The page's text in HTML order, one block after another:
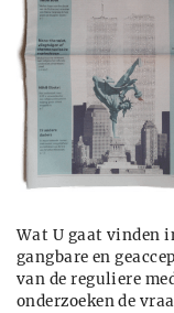
Wat U gaat vinden
gangbare en
van de reguliere
onderzoeken de